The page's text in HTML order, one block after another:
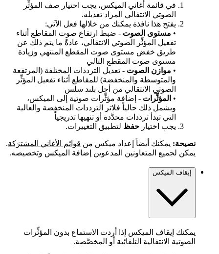
في قائمة أغاني الميكس، يجب اختيار صف المؤثِّر
الصوتي الانتقالي المراد تعديله.
يفتح هذا نافذة يمكنك من خلالها فعل الآتي:
• مستوى الصوت - ضبط ارتفاع صوت المقاطع أثناء
تفعيل المؤثِّر الصوتي الانتقالي، عادةً ما يتم ذلك عن
طريق خفض مستوى صوت المقطع المنتهي وزيادة
مستوى صوت المقطع التالي
• موازن الصوت - تعديل الترددات المختلفة (المرتفعة
والمتوسطة والمنخفضة) للمقاطع أثناء تفعيل المؤثِّر
الصوتي الانتقالي من أجل بلند سلس
• المؤثِّرات - إضافة مؤثِّرات صوتية إلى الميكس،
ويشمل ذلك حالياً فلاتر الترددات المنخفضة والعالية
التي تبدأ ترددات محدَّدة أو تنهيها تدريجياً
يجب اختيار حفظ لتطبيق التغييرات.
نصيحة: يمكنك أيضاً إعداد ميكس من قوائم الأغاني المشترَكة.
يمكن لجميع المتعاونين المدعوين إضافة الميكس وتخصيصه.
إيقاف الميكس
يمكنك إيقاف الميكس إذا أردت الاستماع بدون المؤثِّرات
الصوتية الانتقالية التلقائية أو المخصَّصة.